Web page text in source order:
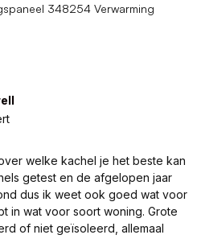
348254 Verwarming
welke kachel je het beste kan
getest en de afgelopen jaar
dus ik weet ook goed wat voor
in wat voor soort woning. Grote
of niet geïsoleerd, allemaal